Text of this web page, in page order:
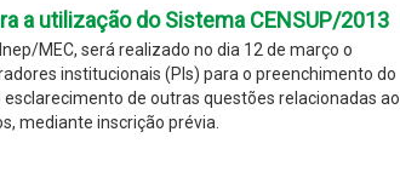
a utilização do Sistema CENSUP/2013
MEC, será realizado no dia 12 de março o
institucionais (PIs) para o preenchimento do
esclarecimento de outras questões relacionadas ao
mediante inscrição prévia.